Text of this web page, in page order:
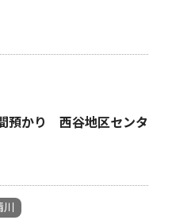
預かり 西谷地区センタ